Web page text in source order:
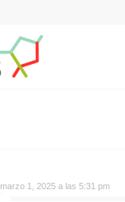
marzo 1, 2025 a las 5:31 pm